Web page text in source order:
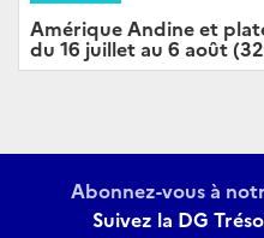
Amérique Andine et
du 16 juillet au 6 août
Abonnez-vous à
Suivez la DG